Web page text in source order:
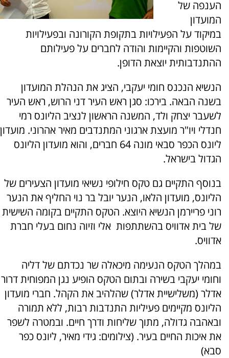
הענפה של
המועדון
במיקוד על הפעילויות בתקופת הקורונה ובפעילויות
השוטפות והקיימות והודה לחברים על פעילותם
ההתנדבותית יוצאת הדופן.
הנשיא הנכנס חומי יעקבי, הציג את הנהלת המועדון
בשנה הבאה. בירכו: סגן ראש העיר דני הרוש, ראש העיר
לשעבר יצחק ולד, המשנה הראשון לנציב הליונס רמי
חנדלי ויו"ר מועצת ארגוני המתנדבים מאיר אהרוני. מועדון
ליונס הכפר סבאי מונה 64 חברים, והוא מועדון הליונס
הגדול בישראל.
בנוסף התקיים גם טקס חילופי נשיאי מועדון הצעירים של
הליונס, מועדון הלאו, הנער יובל בר נוי החליף את הנער
רוני פריירמן הנשיא היוצא. הטקס התקיים בקומה השישית
של בית אדוויס בהשתתפות אלי וזיוה נחום בעלי חברת
אדוויס.
במהלך הטקס הנעימה מיכאלה שר נכדתם של דליה
וחומי יעקבי בשירה ובתום הטקס הופיע נגן המפוחית דרור
אדלר (משלישיית אדלר) שהלהיב את הקהל. חברי מועדון
הליונס מקיימים פעיליות התנדבות רבות, ללא תמורה
ובאהבה גדולה, מתוך שליחות ודרך חיים. ובמטרה לשפר
את איכות החיים בעיר. (צילומים: גידי מאיר, ליונס כפר
סבא)